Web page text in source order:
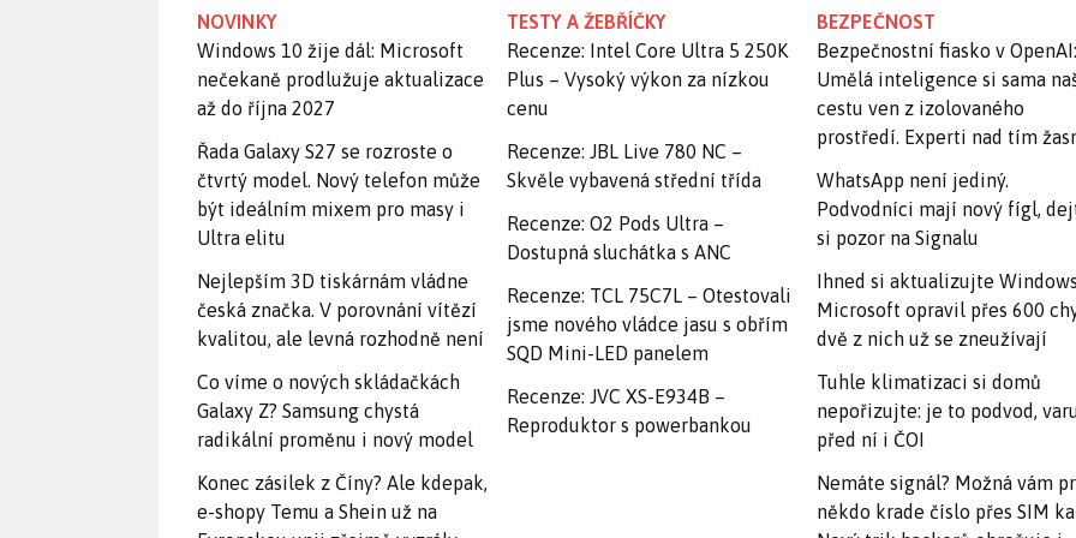
NOVINKY
Windows 10 žije dál: Microsoft
nečekaně prodlužuje aktualizace
až do října 2027
Řada Galaxy S27 se rozroste o
čtvrtý model. Nový telefon může
být ideálním mixem pro masy i
Ultra elitu
Nejlepším 3D tiskárnám vládne
česká značka. V porovnání vítězí
kvalitou, ale levná rozhodně není
Co víme o nových skládačkách
Galaxy Z? Samsung chystá
radikální proměnu i nový model
Konec zásilek z Číny? Ale kdepak,
e-shopy Temu a Shein už na
TESTY A ŽEBŘÍČKY
Recenze: Intel Core Ultra 5 250K
Plus – Vysoký výkon za nízkou
cenu
Recenze: JBL Live 780 NC –
Skvěle vybavená střední třída
Recenze: O2 Pods Ultra –
Dostupná sluchátka s ANC
Recenze: TCL 75C7L – Otestovali
jsme nového vládce jasu s obřím
SQD Mini-LED panelem
Recenze: JVC XS-E934B –
Reproduktor s powerbankou
BEZPEČNOST
Bezpečnostní fiasko v OpenAI:
Umělá inteligence si sama
cestu ven z izolovaného
prostředí. Experti nad tím
WhatsApp není jediný.
Podvodníci mají nový fígl,
si pozor na Signalu
Ihned si aktualizujte
Microsoft opravil přes 600
dvě z nich už se zneužívají
Tuhle klimatizaci si domů
nepořizujte: je to podvod,
před ní i ČOI
Nemáte signál? Možná vám
někdo krade číslo přes SIM